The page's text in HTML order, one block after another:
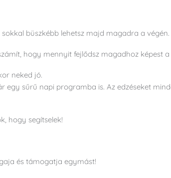
büszkébb lehetsz majd magadra a végén.
hogy mennyit fejlődsz magadhoz képest
neked jó.
egy sűrű napi programba is. Az edzéseket
hogy segítselek!
és támogatja egymást!